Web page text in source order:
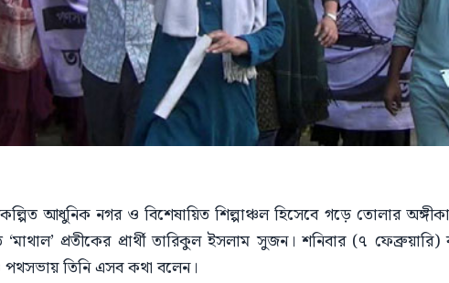
আধুনিক নগর ও বিশেষায়িত শিল্পাঞ্চল হিসেবে গড়ে তোলার
প্রতীকের প্রার্থী তারিকুল ইসলাম সুজন। শনিবার (৭
পথসভায় তিনি এসব কথা বলেন।